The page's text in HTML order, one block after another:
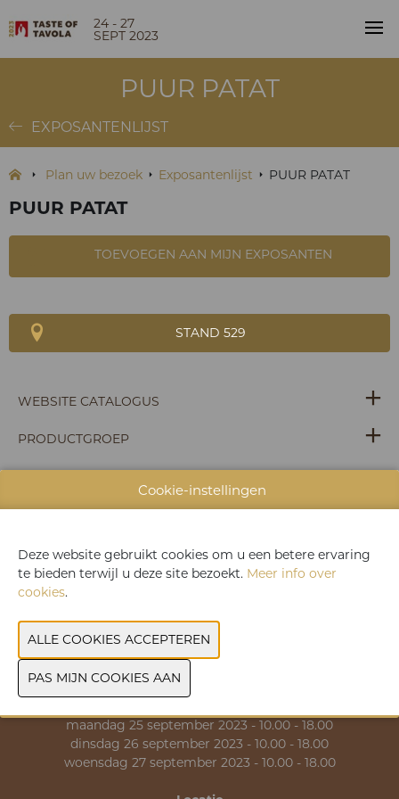
24 - 27
SEPT 2023
PUUR PATAT
EXPOSANTENLIJST
Plan uw bezoek Exposantenlijst PUUR PATAT
PUUR PATAT
TOEVOEGEN AAN MIJN EXPOSANTEN
STAND 529
WEBSITE CATALOGUS
PRODUCTGROEP
>> Praktische informatie
>> Contact
Data & Openingsuren
maandag 25 september 2023 - 10.00 - 18.00
dinsdag 26 september 2023 - 10.00 - 18.00
woensdag 27 september 2023 - 10.00 - 18.00
Cookie-instellingen
Deze website gebruikt cookies om u een betere ervaring
te bieden terwijl u deze site bezoekt. Meer info over
cookies.